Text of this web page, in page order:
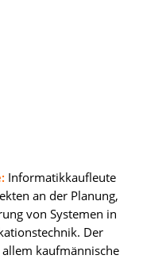
Informatikkaufleute
an der Planung,
von Systemen in
Der
kaufmännische